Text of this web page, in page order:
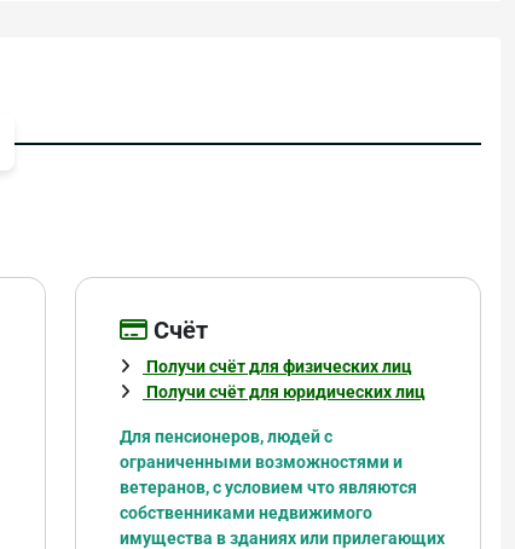
Cчёт
Получи счёт для физических лиц
Получи счёт для юридических лиц
Для пенсионеров, людей с
ограниченными возможностями и
ветеранов, с условием что являются
собственниками недвижимого
имущества в зданиях или прилегающих